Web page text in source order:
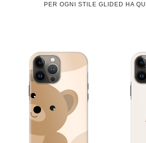
PER OGNI STILE GLIDED HA